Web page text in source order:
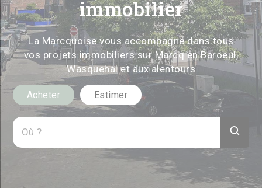
immobilier
La Marcquoise vous accompagne dans tous
vos projets immobiliers sur Marcq en Baroeul,
Wasquehal et aux alentours
Acheter Estimer